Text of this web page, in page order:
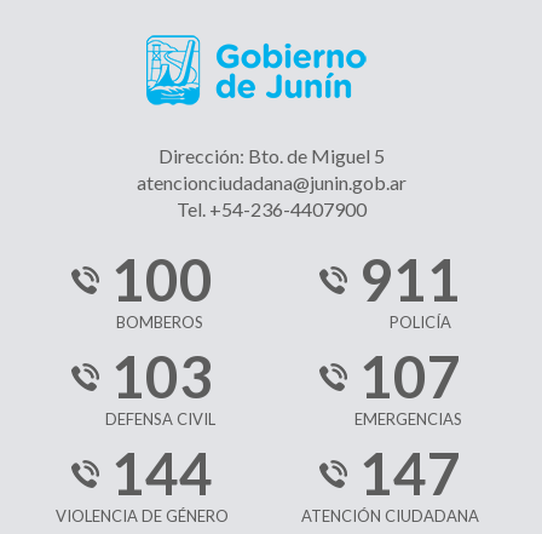
Dirección: Bto. de Miguel 5
atencionciudadana@junin.gob.ar
Tel. +54-236-4407900
100
BOMBEROS
911
POLICÍA
103
DEFENSA CIVIL
107
EMERGENCIAS
144
VIOLENCIA DE GÉNERO
147
ATENCIÓN CIUDADANA